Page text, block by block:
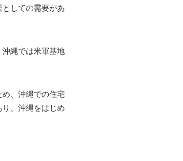
しての需要があ
縄では米軍基地
、沖縄での住宅
、沖縄をはじめ